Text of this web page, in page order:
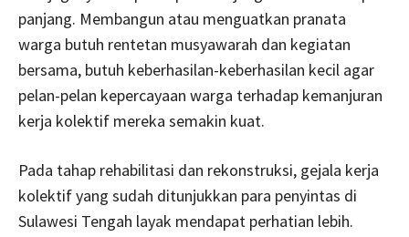
panjang. Membangun atau menguatkan pranata
warga butuh rentetan musyawarah dan kegiatan
bersama, butuh keberhasilan-keberhasilan kecil agar
pelan-pelan kepercayaan warga terhadap kemanjuran
kerja kolektif mereka semakin kuat.
Pada tahap rehabilitasi dan rekonstruksi, gejala kerja
kolektif yang sudah ditunjukkan para penyintas di
Sulawesi Tengah layak mendapat perhatian lebih.